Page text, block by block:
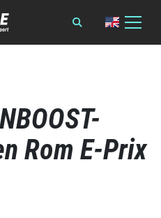
Rom E-Prix